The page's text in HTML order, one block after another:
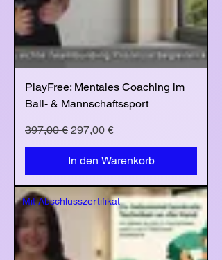
PlayFree: Mentales Coaching im
Ball- & Mannschaftssport
Standardpreis
397,00 € Sale-Preis
297,00 €
In den Warenkorb
Mit Abschlusszertifikat